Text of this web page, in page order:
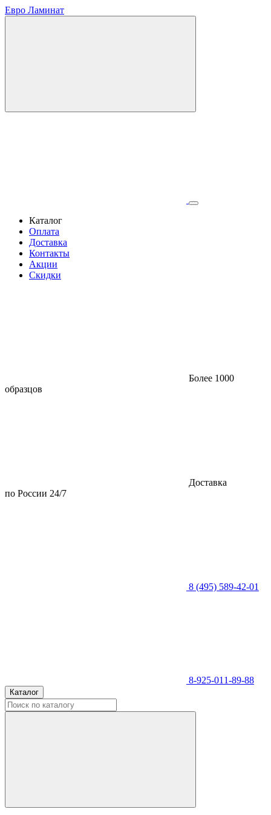
Евро Ламинат
Каталог
Оплата
Доставка
Контакты
Акции
Скидки
Более 1000
образцов
Доставка
по России 24/7
8 (495) 589-42-01
8-925-011-89-88
Каталог